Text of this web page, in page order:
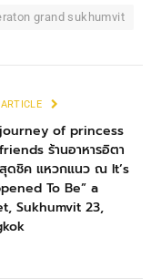
grand sukhumvit
of princess
ร้านอาหารอิตา
ดชิค แหวกแนว ณ It’s
To Be” a
Sukhumvit 23,